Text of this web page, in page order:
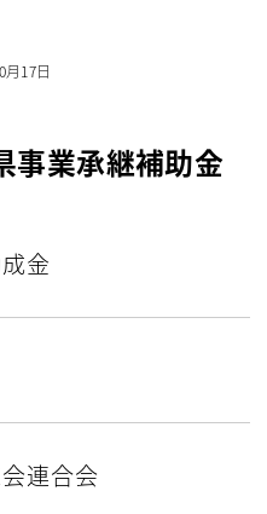
月17日
事業承継補助金
金
連合会